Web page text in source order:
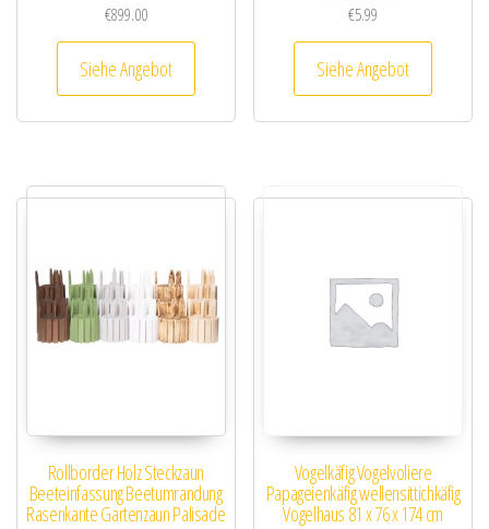
€899.00
Siehe Angebot
€5.99
Siehe Angebot
Rollborder Holz Steckzaun
Beeteinfassung Beetumrandung
Rasenkante Gartenzaun Palisade
Vogelkäfig Vogelvoliere
Papageienkäfig wellensittichkäfig
Vogelhaus 81 x 76 x 174 cm